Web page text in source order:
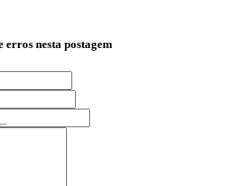
erros nesta postagem